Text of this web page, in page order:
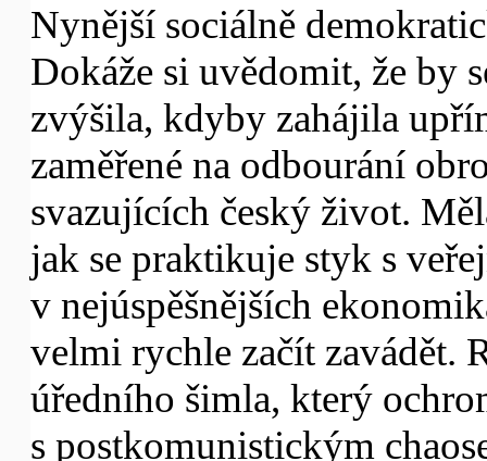
Nynější sociálně
Dokáže si uvědomit, že by
zvýšila, kdyby zahájila
zaměřené na odbourání
svazujících český život.
jak se praktikuje styk s
v nejúspěšnějších
velmi rychle začít zavádět.
úředního šimla, který
s postkomunistickým